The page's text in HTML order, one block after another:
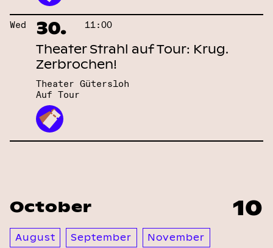
Wed 30. 11:00
Theater Strahl auf Tour: Krug.
Zerbrochen!
Theater Gütersloh
Auf Tour
October 10
August September November